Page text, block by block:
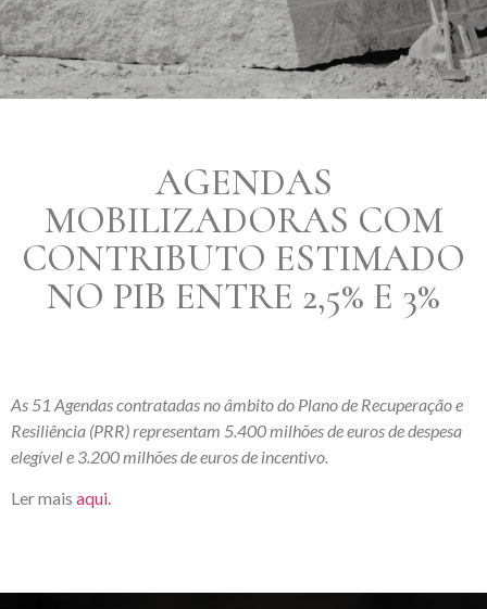
AGENDAS
MOBILIZADORAS COM
CONTRIBUTO ESTIMADO
NO PIB ENTRE 2,5% E 3%
As 51 Agendas contratadas no âmbito do Plano de Recuperação e
Resiliência (PRR) representam 5.400 milhões de euros de despesa
elegível e 3.200 milhões de euros de incentivo.
Ler mais aqui.